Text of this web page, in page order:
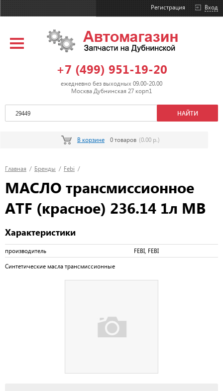
Вход
Регистрация
+7 (499) 951-19-20
ежедневно без выходных 09.00-20.00
Москва Дубнинская 27 корп1
В корзине 0 товаров (0.00 р.)
Главная / Бренды / Febi /
МАСЛО трансмиссионное
ATF (красное) 236.14 1л MB
Характеристики
производитель FEBI, FEBI
Синтетические масла трансмиссионные